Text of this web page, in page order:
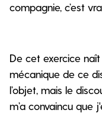
compagnie, c’est
De cet exercice
mécanique de ce
l’objet, mais le
m’a convaincu que